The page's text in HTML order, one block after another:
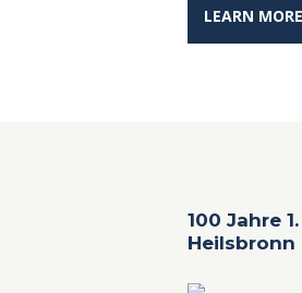
LEARN MORE
100 Jahre 1.
Heilsbronn